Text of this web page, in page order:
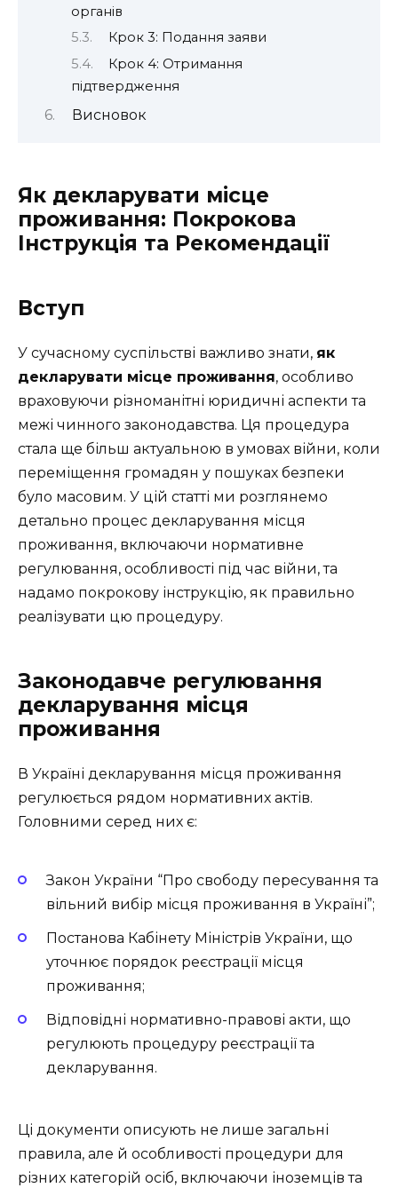
органів
Крок 3: Подання заяви
Крок 4: Отримання
підтвердження
Висновок
Як декларувати місце
проживання: Покрокова
Інструкція та Рекомендації
Вступ
У сучасному суспільстві важливо знати, як
декларувати місце проживання, особливо
враховуючи різноманітні юридичні аспекти та
межі чинного законодавства. Ця процедура
стала ще більш актуальною в умовах війни, коли
переміщення громадян у пошуках безпеки
було масовим. У цій статті ми розглянемо
детально процес декларування місця
проживання, включаючи нормативне
регулювання, особливості під час війни, та
надамо покрокову інструкцію, як правильно
реалізувати цю процедуру.
Законодавче регулювання
декларування місця
проживання
В Україні декларування місця проживання
регулюється рядом нормативних актів.
Головними серед них є:
Закон України “Про свободу пересування та
вільний вибір місця проживання в Україні”;
Постанова Кабінету Міністрів України, що
уточнює порядок реєстрації місця
проживання;
Відповідні нормативно-правові акти, що
регулюють процедуру реєстрації та
декларування.
Ці документи описують не лише загальні
правила, але й особливості процедури для
різних категорій осіб, включаючи іноземців та